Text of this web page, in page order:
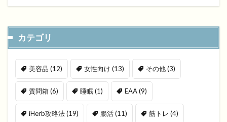
カテゴリ
美容品 (12) 女性向け (13) その他(3)
質問箱(6) 睡眠(1) EAA(9)
iHerb攻略法(19) 腸活(11) 筋トレ (4)